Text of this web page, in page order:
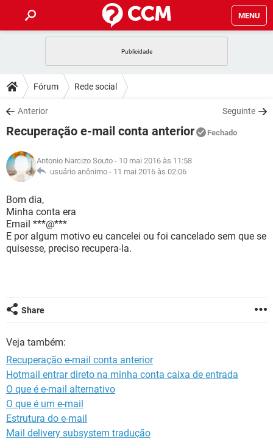
MENU
CELULAR
OUTLOOK
INSTAGRAM GMAIL
GUIA DE COMPRAS
DICAS
JOGOS
INSTAGRAM GMAIL
GUIA DE COMPRAS
DOWNLOADS
JOGOS WHATSAPP
CELULAR
OUTLOOK EXCEL
INSTAGRAM
GUIA DE COMPRAS
FÓRUM
JOGOS WHATSAPP
CELULAR
OUTLOOK
INSTAGRAM
GUIA DE COMPRAS
GLOSSÁRIO
JOGOS
CELULAR
OUTLOOK EXCEL
INSTAGRAM
Fórum Rede social
Anterior Seguinte
Recuperação e-mail conta anterior Fechado
Antonio Narcizo Souto - 10 mai 2016 às 11:58
usuário anônimo - 11 mai 2016 às 02:06
Bom dia,
Minha conta era
Email ***@***
E por algum motivo eu cancelei ou foi cancelado sem que se
quisesse, preciso recupera-la.
Share
Veja também:
Recuperação e-mail conta anterior
Hotmail entrar direto na minha conta caixa de entrada
O que é e-mail alternativo
O que é um e-mail
Estrutura do e-mail
Mail delivery subsystem tradução